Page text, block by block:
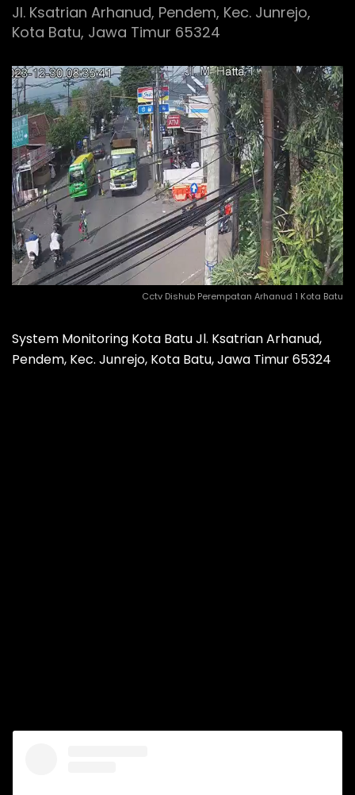
Jl. Ksatrian Arhanud, Pendem, Kec. Junrejo,
Kota Batu, Jawa Timur 65324
Cctv Dishub Perempatan Arhanud 1 Kota Batu
System Monitoring Kota Batu Jl. Ksatrian Arhanud,
Pendem, Kec. Junrejo, Kota Batu, Jawa Timur 65324